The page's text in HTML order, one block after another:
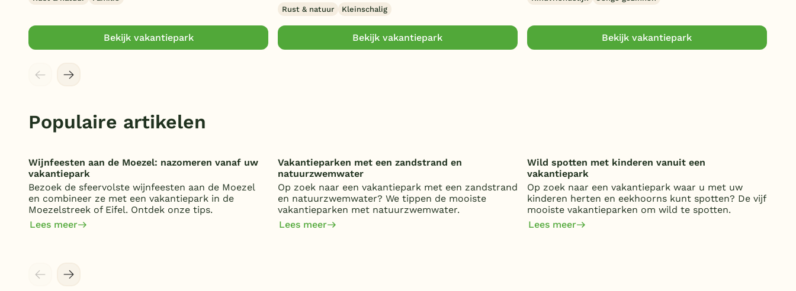
Bekijk vakantiepark
Rust & natuur Kleinschalig
Bekijk vakantiepark Bekijk vakantiepark
Populaire artikelen
Wijnfeesten aan de Moezel: nazomeren vanaf uw
vakantiepark
Bezoek de sfeervolste wijnfeesten aan de Moezel
en combineer ze met een vakantiepark in de
Moezelstreek of Eifel. Ontdek onze tips.
Lees meer
Vakantieparken met een zandstrand en
natuurzwemwater
Op zoek naar een vakantiepark met een zandstrand
en natuurzwemwater? We tippen de mooiste
vakantieparken met natuurzwemwater.
Lees meer
Wild spotten met kinderen vanuit een
vakantiepark
Op zoek naar een vakantiepark waar u met uw
kinderen herten en eekhoorns kunt spotten? De vijf
mooiste vakantieparken om wild te spotten.
Lees meer